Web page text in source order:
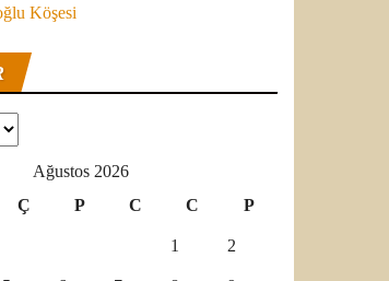
Köşesi
Ağustos 2026
Ç P C C P
1 2